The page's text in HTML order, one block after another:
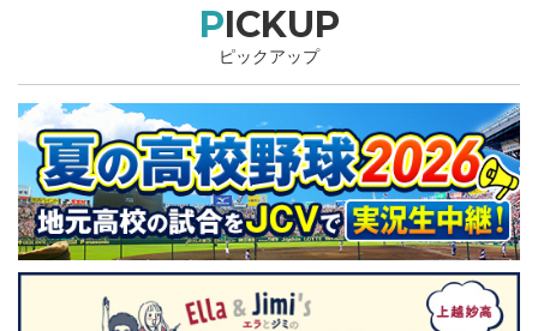
PICKUP
ピックアップ